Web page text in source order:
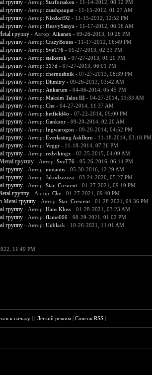
группу - Автор: Starforsaken - 11-14-2012, 08:12 PM
группу - Автор: zzashpaupat- 11-15-2012, 01:27 AM
группу - Автор: Nixdorf92 - 11-15-2012, 12:52 PM
группу - Автор: HeavySanya- 11-17-2012, 06:16 AM
группу - Автор: Alkanex - 09-26-2013, 10:26 PM
группу - Автор: CrazyBones- 11-17-2012, 06:49 PM
группу - Автор: SveT76- 01-27-2013, 02:33 PM
группу - Автор: stalkerok - 07-27-2013, 01:20 PM
группу - Автор: 317d - 07-27-2013, 06:01 PM
группу - Автор: chernushnik - 07-27-2013, 08:39 PM
группу - Автор: Diimitry- 09-26-2013, 03:42 AM
группу - Автор: Ankarum - 04-06-2014, 05:45 PM
группу - Автор: Maksim Talos III- 04-27-2014, 11:33 AM
группу - Автор: Che- 04-27-2014, 11:37 AM
группу - Автор: hetfield4o - 07-22-2014, 09:00 PM
группу - Автор: Gankzor- 09-20-2014, 02:20 AM
группу - Автор: Ingwarogon - 09-20-2014, 04:52 PM
группу - Автор: Everlasting AshBurn - 11-18-2014, 03:18 PM
группу - Автор: Veggr- 11-18-2014, 07:36 PM
группу - Автор: redvikingx - 02-25-2015, 04:09 AM
группу - Автор: SveT76- 05-26-2016, 06:14 PM
группу - Автор: mutantis- 05-30-2016, 12:29 AM
группу - Автор: Jakudzzzzza- 03-24-2020, 05:27 PM
группу - Автор: Star_Crescent- 01-27-2021, 09:19 PM
группу - Автор: Che- 01-27-2021, 09:40 PM
Metal группу - Автор: Star_Crescent- 01-28-2021, 04:36 PM
группу - Автор: Hans Kloss- 01-28-2021, 03:23 AM
группу - Автор: flame666- 08-29-2021, 01:02 PM
группу - Автор: Unblack - 10-26-2021, 11:01 AM
11:49 PM
к началу ||Лёгкий режим |Список RSS |